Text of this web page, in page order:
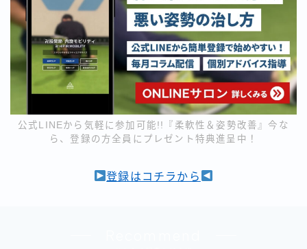
公式LINEから気軽に参加可能!!『柔軟性＆姿勢改善』今な
ら、登録の方全員にプレゼント特典進呈中！
登録はコチラから